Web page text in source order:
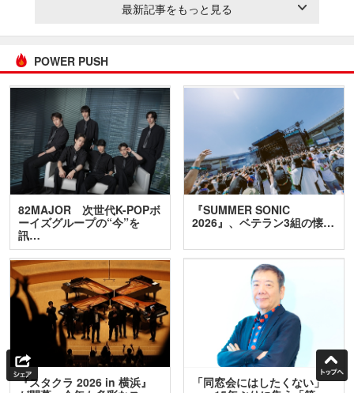
最新記事をもっと見る
POWER PUSH
82MAJOR 次世代K-POPボ
ーイズグループの“今”を
訊…
『SUMMER SONIC
2026』、ベテラン3組の懐…
『スタクラ 2026 in 横浜』
「同窓会にはしたくない」